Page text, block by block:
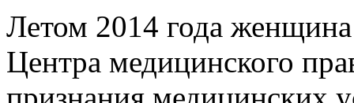
Летом 2014 года
Центра медицинского